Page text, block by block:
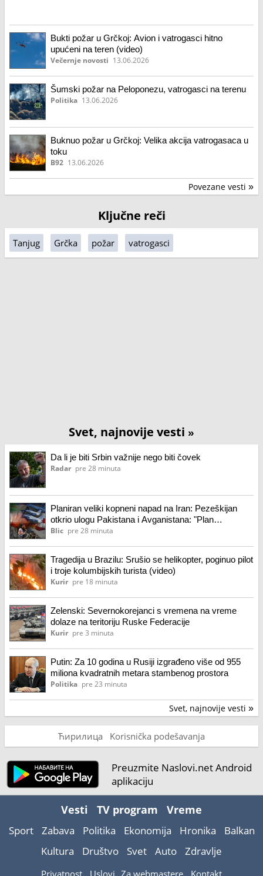
Bukti požar u Grčkoj: Avion i vatrogasci hitno
upućeni na teren (video)
Večernje novosti 13.06.2026
Šumski požar na Peloponezu, vatrogasci na terenu
Politika 13.06.2026
Buknuo požar u Grčkoj: Velika akcija vatrogasaca u
toku
B92 13.06.2026
Povezane vesti »
Ključne reči
Tanjug Grčka požar vatrogasci
Svet, najnovije vesti »
Da li je biti Srbin važnije nego biti čovek
Radar pre 28 minuta
Planiran veliki kopneni napad na Iran: Pezeškijan
otkrio ulogu Pakistana i Avganistana: "Plan
neprijatelja je propao"
Blic pre 28 minuta
Tragedija u Brazilu: Srušio se helikopter, poginuo pilot
i troje kolumbijskih turista (video)
Kurir pre 18 minuta
Zelenski: Severnokorejanci s vremena na vreme
dolaze na teritoriju Ruske Federacije
Kurir pre 3 minuta
Putin: Za 10 godina u Rusiji izgrađeno više od 955
miliona kvadratnih metara stambenog prostora
Politika pre 23 minuta
Svet, najnovije vesti »
Ћирилица Korisnička podešavanja
Preuzmite Naslovi.net Android
aplikaciju
Vesti TV program Vreme
Sport Zabava Politika Ekonomija Hronika
Balkan
Kultura
Društvo Svet Auto Zdravlje
Privatnost Uslovi Za webmastere Kontakt